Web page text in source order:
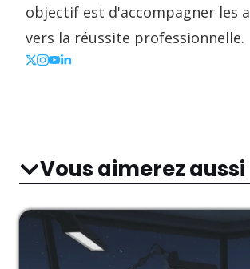
objectif est d'accompagner les
vers la réussite professionnelle.
Vous aimerez aussi